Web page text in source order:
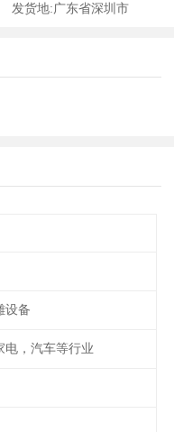
发货地:广东省深圳市
设备
电，汽车等行业